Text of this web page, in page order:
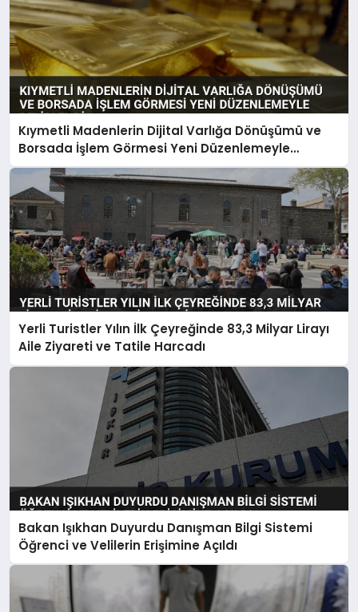
Kıymetli Madenlerin Dijital Varlığa Dönüşümü ve
Borsada İşlem Görmesi Yeni Düzenlemeyle
Belirlendi
Yerli Turistler Yılın İlk Çeyreğinde 83,3 Milyar Lirayı
Aile Ziyareti ve Tatile Harcadı
Bakan Işıkhan Duyurdu Danışman Bilgi Sistemi
Öğrenci ve Velilerin Erişimine Açıldı